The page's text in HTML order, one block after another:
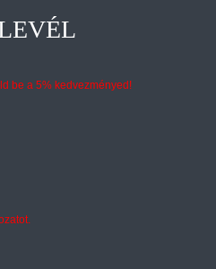
be a 5% kedvezményed!